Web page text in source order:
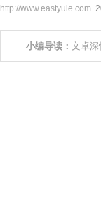
http://www.eastyule.com
小编导读： 文卓深